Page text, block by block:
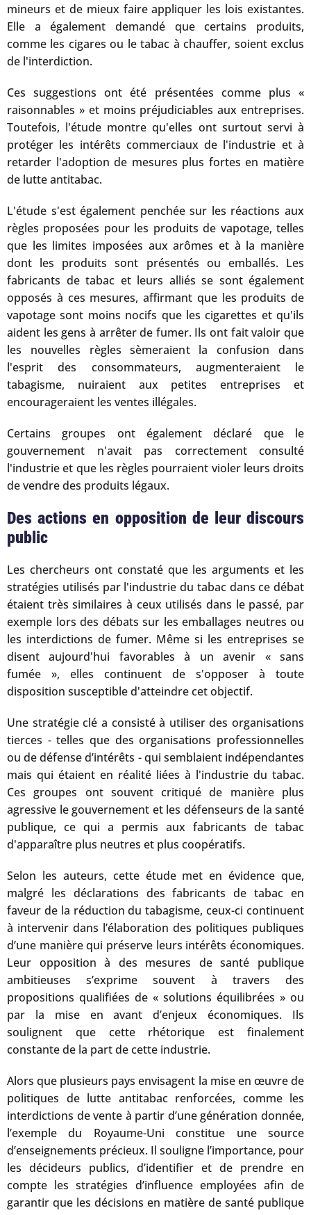
mineurs et de mieux faire appliquer les lois existantes.
Elle a également demandé que certains produits,
comme les cigares ou le tabac à chauffer, soient exclus
de l'interdiction.
Ces suggestions ont été présentées comme plus «
raisonnables » et moins préjudiciables aux entreprises.
Toutefois, l'étude montre qu'elles ont surtout servi à
protéger les intérêts commerciaux de l'industrie et à
retarder l'adoption de mesures plus fortes en matière
de lutte antitabac.
L'étude s'est également penchée sur les réactions aux
règles proposées pour les produits de vapotage, telles
que les limites imposées aux arômes et à la manière
dont les produits sont présentés ou emballés. Les
fabricants de tabac et leurs alliés se sont également
opposés à ces mesures, affirmant que les produits de
vapotage sont moins nocifs que les cigarettes et qu'ils
aident les gens à arrêter de fumer. Ils ont fait valoir que
les nouvelles règles sèmeraient la confusion dans
l'esprit des consommateurs, augmenteraient le
tabagisme, nuiraient aux petites entreprises et
encourageraient les ventes illégales.
Certains groupes ont également déclaré que le
gouvernement n'avait pas correctement consulté
l'industrie et que les règles pourraient violer leurs droits
de vendre des produits légaux.
Des actions en opposition de leur discours
public
Les chercheurs ont constaté que les arguments et les
stratégies utilisés par l'industrie du tabac dans ce débat
étaient très similaires à ceux utilisés dans le passé, par
exemple lors des débats sur les emballages neutres ou
les interdictions de fumer. Même si les entreprises se
disent aujourd'hui favorables à un avenir « sans
fumée », elles continuent de s'opposer à toute
disposition susceptible d'atteindre cet objectif.
Une stratégie clé a consisté à utiliser des organisations
tierces - telles que des organisations professionnelles
ou de défense d’intérêts - qui semblaient indépendantes
mais qui étaient en réalité liées à l'industrie du tabac.
Ces groupes ont souvent critiqué de manière plus
agressive le gouvernement et les défenseurs de la santé
publique, ce qui a permis aux fabricants de tabac
d'apparaître plus neutres et plus coopératifs.
Selon les auteurs, cette étude met en évidence que,
malgré les déclarations des fabricants de tabac en
faveur de la réduction du tabagisme, ceux-ci continuent
à intervenir dans l’élaboration des politiques publiques
d’une manière qui préserve leurs intérêts économiques.
Leur opposition à des mesures de santé publique
ambitieuses s’exprime souvent à travers des
propositions qualifiées de « solutions équilibrées » ou
par la mise en avant d’enjeux économiques. Ils
soulignent que cette rhétorique est finalement
constante de la part de cette industrie.
Alors que plusieurs pays envisagent la mise en œuvre de
politiques de lutte antitabac renforcées, comme les
interdictions de vente à partir d’une génération donnée,
l’exemple du Royaume-Uni constitue une source
d’enseignements précieux. Il souligne l’importance, pour
les décideurs publics, d’identifier et de prendre en
compte les stratégies d’influence employées afin de
garantir que les décisions en matière de santé publique